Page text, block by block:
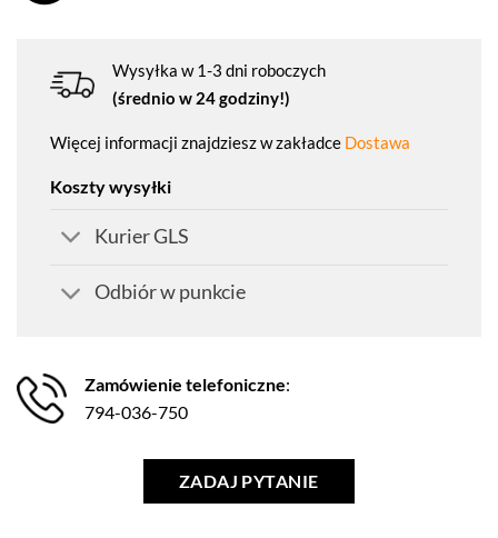
Wysyłka w 1-3 dni roboczych
(średnio w 24 godziny!)
Więcej informacji znajdziesz w zakładce Dostawa
Koszty wysyłki
Kurier GLS
Odbiór w punkcie
Zamówienie telefoniczne:
794-036-750
ZADAJ PYTANIE